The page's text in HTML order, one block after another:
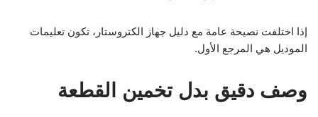
إذا اختلفت نصيحة عامة مع دليل جهاز الكتروستار، تكون تعليمات
الموديل هي المرجع الأول.
وصف دقيق بدل تخمين القطعة